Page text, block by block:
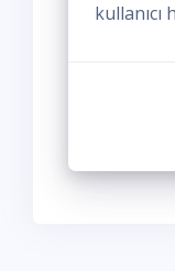
kullanıcı